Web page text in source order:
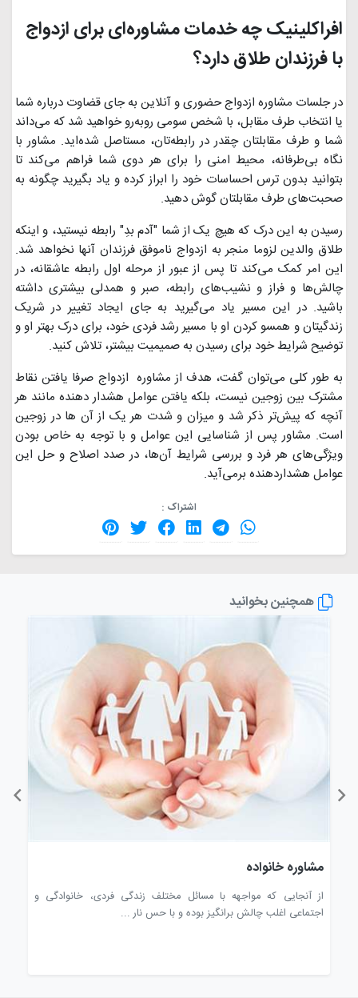
افراکلینیک چه خدمات مشاوره‌ای برای ازدواج
با فرزندان طلاق دارد؟
در جلسات مشاوره ازدواج حضوری و آنلاین به جای قضاوت درباره شما
یا انتخاب طرف مقابل، با شخص سومی روبه‌رو خواهید شد که می‌داند
شما و طرف مقابلتان چقدر در رابطه‌تان، مستاصل شده‌اید. مشاور با
نگاه بی‌طرفانه، محیط امنی را برای هر دوی شما فراهم می‌کند تا
بتوانید بدون ترس احساسات خود را ابراز کرده و یاد بگیرید چگونه به
صحبت‌های طرف مقابلتان گوش دهید.
رسیدن به این درک که هیچ یک از شما "آدم بدِ" رابطه نیستید، و اينكه
طلاق والدین لزوما منجر به ازدواج ناموفق فرزندان آنها نخواهد شد.
اين امر کمک می‌کند تا پس از عبور از مرحله اول رابطه عاشقانه، در
چالش‌ها و فراز و نشیب‌های رابطه، صبر و همدلی بیشتری داشته
باشید. در این مسیر یاد می‌گیرید به جای ایجاد تغییر در شریک
زندگیتان و همسو کردن او با مسیر رشد فردی خود، برای درک بهتر او و
توضیح شرایط خود برای رسیدن به صمیمیت بیشتر، تلاش کنید.
به طور کلی می‌توان گفت، هدف از مشاوره ازدواج صرفا یافتن نقاط
مشترک بین زوجین نیست، بلکه یافتن عوامل هشدار دهنده مانند هر
آنچه كه پیش‌تر ذکر شد و میزان و شدت هر یک از آن ها در زوجین
است. مشاور پس از شناسایی این عوامل و با توجه به خاص بودن
ویژگی‌های هر فرد و بررسی شرایط آن‌ها، در صدد اصلاح و حل این
عوامل هشداردهنده برمی‌آید.
اشتراک :
همچنین بخوانید
مشاوره خانواده
از آنجایی که مواجهه با مسائل مختلف زندگی فردی، خانوادگی و
اجتماعی اغلب چالش برانگیز بوده و با حس نار ...